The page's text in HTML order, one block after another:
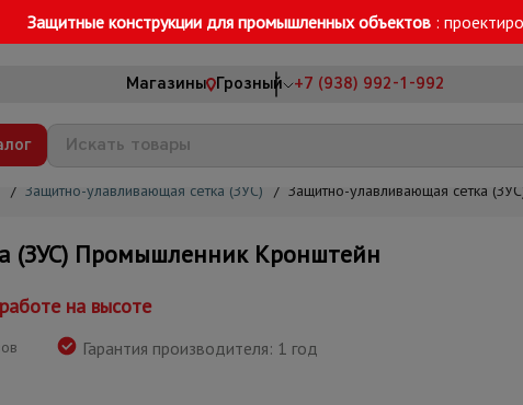
Защитные конструкции для промышленных объектов :
Магазины Грозный +7 (938) 992-1-992
/ Защитно-улавливающая сетка (ЗУС) / Защитно-улавливающая сетка
(ЗУС) Промышленник Кронштейн
на высоте
Гарантия производителя: 1 год